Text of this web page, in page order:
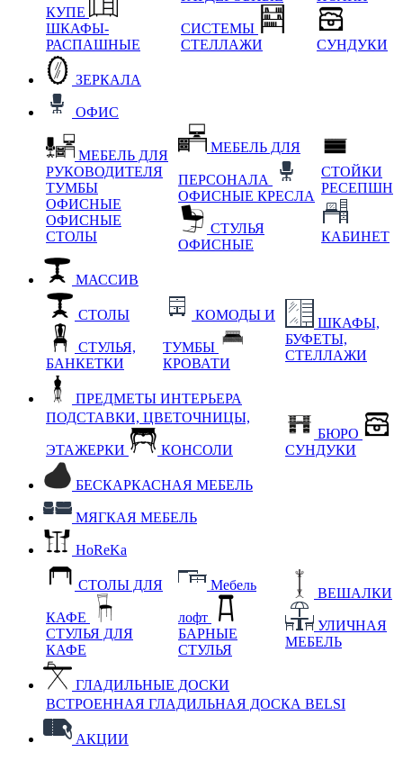
КУПЕ
ШКАФЫ-
РАСПАШНЫЕ
СИСТЕМЫ
СТЕЛЛАЖИ
СУНДУКИ
ЗЕРКАЛА
ОФИС
МЕБЕЛЬ ДЛЯ
РУКОВОДИТЕЛЯ
ТУМБЫ
ОФИСНЫЕ
ОФИСНЫЕ
СТОЛЫ
МЕБЕЛЬ ДЛЯ
ПЕРСОНАЛА
ОФИСНЫЕ КРЕСЛА
СТУЛЬЯ
ОФИСНЫЕ
СТОЙКИ
РЕСЕПШН
КАБИНЕТ
МАССИВ
СТОЛЫ
СТУЛЬЯ,
БАНКЕТКИ
КОМОДЫ И
ТУМБЫ
КРОВАТИ
ШКАФЫ,
БУФЕТЫ,
СТЕЛЛАЖИ
ПРЕДМЕТЫ ИНТЕРЬЕРА
ПОДСТАВКИ, ЦВЕТОЧНИЦЫ,
ЭТАЖЕРКИ КОНСОЛИ
БЮРО
СУНДУКИ
БЕСКАРКАСНАЯ МЕБЕЛЬ
МЯГКАЯ МЕБЕЛЬ
HoReKa
СТОЛЫ ДЛЯ
КАФЕ
СТУЛЬЯ ДЛЯ
КАФЕ
Мебель
лофт
БАРНЫЕ
СТУЛЬЯ
ВЕШАЛКИ
УЛИЧНАЯ
МЕБЕЛЬ
ГЛАДИЛЬНЫЕ ДОСКИ
ВСТРОЕННАЯ ГЛАДИЛЬНАЯ ДОСКА BELSI
АКЦИИ